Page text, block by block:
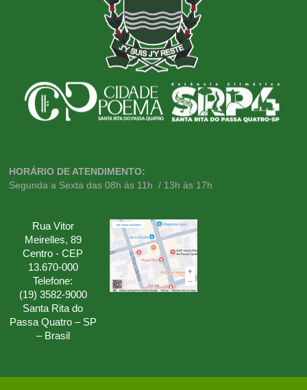
HORÁRIO DE ATENDIMENTO:
Segunda a Sexta das 08h às 11h / 13h às 17h
Rua Vitor
Meirelles, 89
Centro - CEP
13.670-000
Telefone:
(19) 3582-9000
Santa Rita do
Passa Quatro – SP
– Brasil